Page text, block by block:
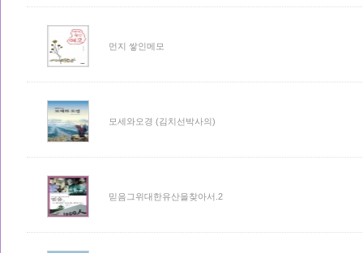
먼지 쌓인메모
모세와오경 (김치선박사의)
믿음그위대한유산을찾아서.2